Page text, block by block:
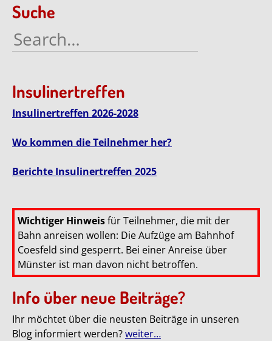
Suche
Search
for:
Insulinertreffen
Insulinertreffen 2026-2028
Wo kommen die Teilnehmer her?
Berichte Insulinertreffen 2025
Wichtiger Hinweisfür Teilnehmer, die mit der
Bahn anreisen wollen: Die Aufzüge am Bahnhof
Coesfeld sind gesperrt. Bei einer Anreise über
Münster ist man davon nicht betroffen.
Info über neue Beiträge?
Ihr möchtet über die neusten Beiträge in unseren
Blog informiert werden?weiter…